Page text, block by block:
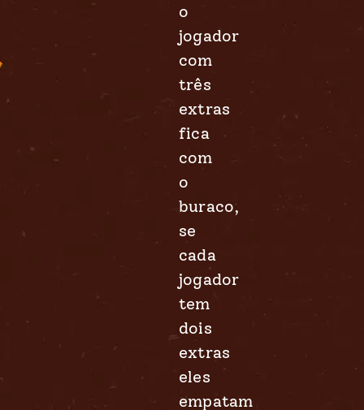
o
jogador
com
três
extras
fica
com
o
buraco,
se
cada
jogador
tem
dois
extras
eles
empatam